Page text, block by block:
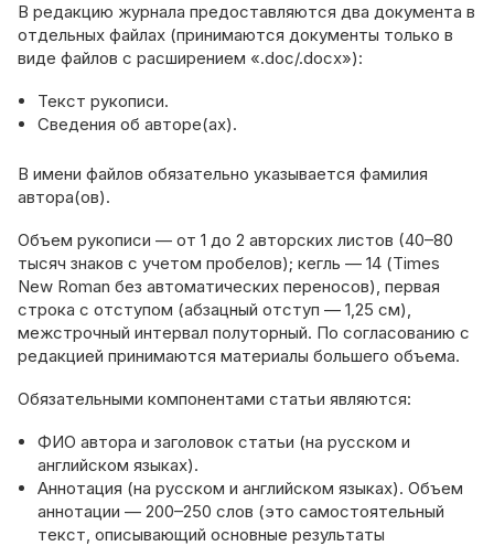
В редакцию журнала предоставляются два документа в
отдельных файлах (принимаются документы только в
виде файлов с расширением «.doc/.docx»):
Текст рукописи.
Сведения об авторе(ах).
В имени файлов обязательно указывается фамилия
автора(ов).
Объем рукописи — от 1 до 2 авторских листов (40–80
тысяч знаков с учетом пробелов); кегль — 14 (Times
New Roman без автоматических переносов), первая
строка с отступом (абзацный отступ — 1,25 см),
межстрочный интервал полуторный. По согласованию с
редакцией принимаются материалы большего объема.
Обязательными компонентами статьи являются:
ФИО автора и заголовок статьи (на русском и
английском языках).
Аннотация (на русском и английском языках). Объем
аннотации — 200–250 слов (это самостоятельный
текст, описывающий основные результаты